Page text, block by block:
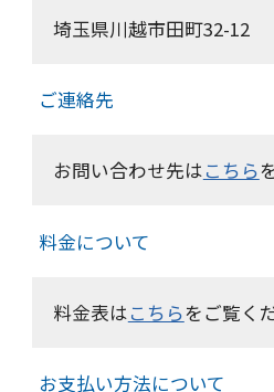
埼玉県川越市田町32-12
ご連絡先
お問い合わせ先はこちら
料金について
料金表はこちらをご覧く
お支払い方法について